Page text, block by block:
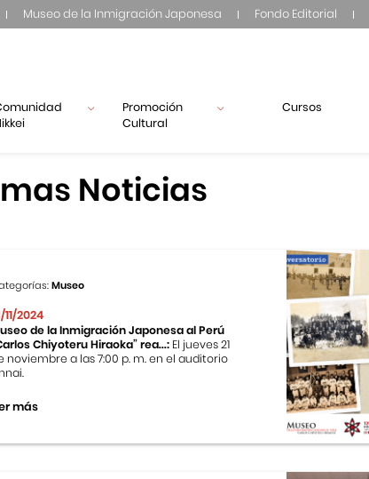
Museo de la Inmigración Japonesa Fondo Editorial
Promoción
Cultural
Cursos
Noticias
Museo
11/2024
de la Inmigración Japonesa al Perú
Chiyoteru Hiraoka” rea...: El jueves 21
noviembre a las 7:00 p. m. en el auditorio
más